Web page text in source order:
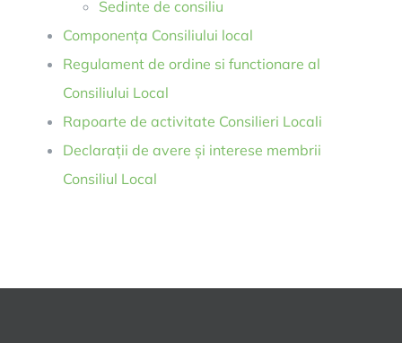
Sedinte de consiliu
Componența Consiliului local
Regulament de ordine si functionare al
Consiliului Local
Rapoarte de activitate Consilieri Locali
Declarații de avere și interese membrii
Consiliul Local